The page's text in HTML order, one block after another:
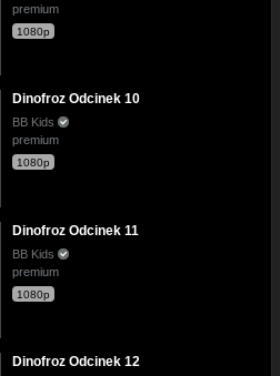
premium
1080p
Dinofroz Odcinek 10
BB Kids
premium
1080p
Dinofroz Odcinek 11
BB Kids
premium
1080p
Dinofroz Odcinek 12